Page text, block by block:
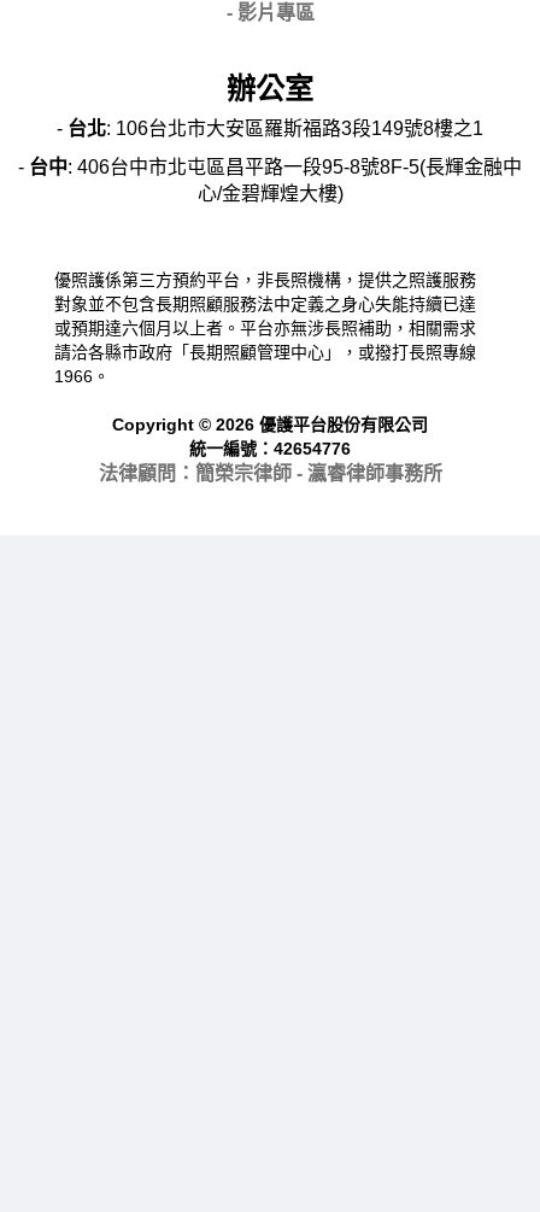
- 影片專區
辦公室
- 台北: 106台北市大安區羅斯福路3段149號8樓之1
- 台中: 406台中市北屯區昌平路一段95-8號8F-5(長輝金融中
心/金碧輝煌大樓)
優照護係第三方預約平台，非長照機構，提供之照護服務
對象並不包含長期照顧服務法中定義之身心失能持續已達
或預期達六個月以上者。平台亦無涉長照補助，相關需求
請洽各縣市政府「長期照顧管理中心」，或撥打長照專線
1966。
Copyright © 2026 優護平台股份有限公司
統一編號：42654776
法律顧問：簡榮宗律師 - 瀛睿律師事務所